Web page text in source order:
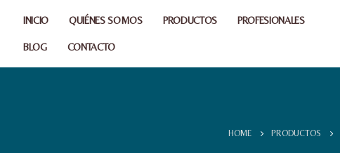
INICIO QUIÉNES SOMOS PRODUCTOS PROFESIONALES
BLOG CONTACTO
HOME PRODUCTOS